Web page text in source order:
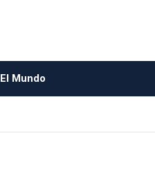
El Mundo